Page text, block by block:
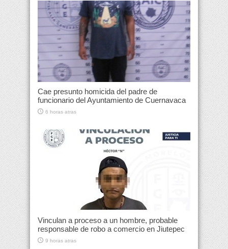
Cae presunto homicida del padre de
funcionario del Ayuntamiento de Cuernavaca
6 horas atras
Vinculan a proceso a un hombre, probable
responsable de robo a comercio en Jiutepec
9 horas atras